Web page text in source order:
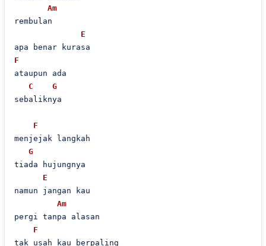
Am
rembulan
E
F
ataupun ada
C
G
sebaliknya
F
menjejak langkah
G
tiada hujungnya
E
namun jangan kau
Am
pergi tanpa alasan
F